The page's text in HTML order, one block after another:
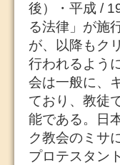
後）・平成 /
る法律」が施
が、以降もク
行われるよう
会は一般に、
ており、教徒
能である。日
ク教会のミサ
プロテスタン